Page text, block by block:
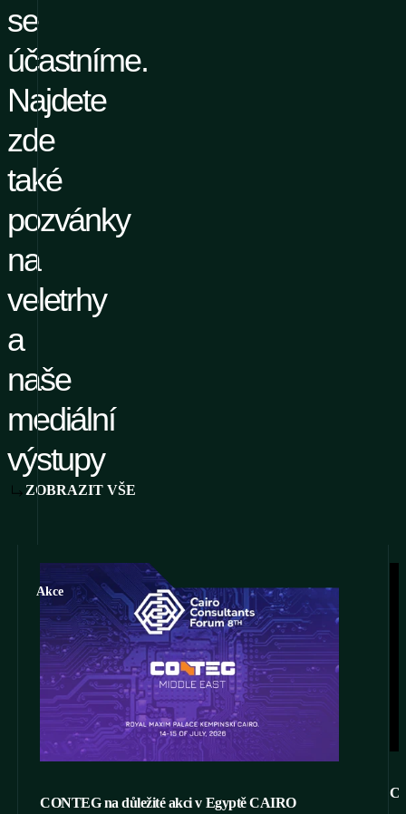
se
účastníme.
Najdete
zde
také
pozvánky
na
veletrhy
a
naše
mediální
výstupy
ZOBRAZIT VŠE
Akce
CONTEG na důležité akci v Egyptě CAIRO